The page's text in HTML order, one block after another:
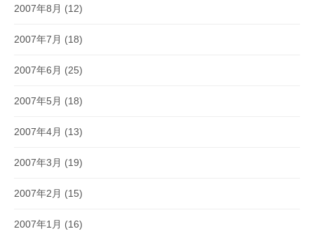
2007年8月 (12)
2007年7月 (18)
2007年6月 (25)
2007年5月 (18)
2007年4月 (13)
2007年3月 (19)
2007年2月 (15)
2007年1月 (16)